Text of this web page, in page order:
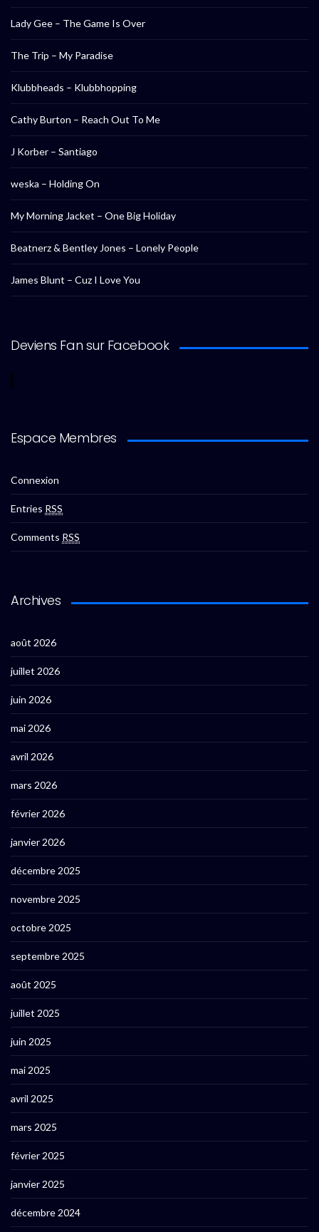
Lady Gee – The Game Is Over
The Trip – My Paradise
Klubbheads – Klubbhopping
Cathy Burton – Reach Out To Me
J Korber – Santiago
weska – Holding On
My Morning Jacket – One Big Holiday
Beatnerz & Bentley Jones – Lonely People
James Blunt – Cuz I Love You
Deviens Fan sur Facebook
Espace Membres
Connexion
Entries RSS
Comments RSS
Archives
août 2026
juillet 2026
juin 2026
mai 2026
avril 2026
mars 2026
février 2026
janvier 2026
décembre 2025
novembre 2025
octobre 2025
septembre 2025
août 2025
juillet 2025
juin 2025
mai 2025
avril 2025
mars 2025
février 2025
janvier 2025
décembre 2024